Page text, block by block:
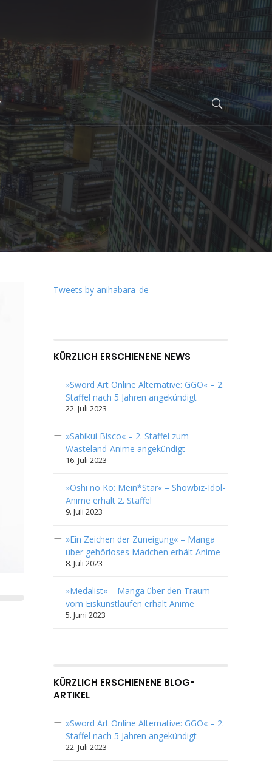
Tweets by anihabara_de
KÜRZLICH ERSCHIENENE NEWS
»Sword Art Online Alternative: GGO« – 2.
Staffel nach 5 Jahren angekündigt
22. Juli 2023
»Sabikui Bisco« – 2. Staffel zum
Wasteland-Anime angekündigt
16. Juli 2023
»Oshi no Ko: Mein*Star« – Showbiz-Idol-
Anime erhält 2. Staffel
9. Juli 2023
»Ein Zeichen der Zuneigung« – Manga
über gehörloses Mädchen erhält Anime
8. Juli 2023
»Medalist« – Manga über den Traum
vom Eiskunstlaufen erhält Anime
5. Juni 2023
KÜRZLICH ERSCHIENENE BLOG-
ARTIKEL
»Sword Art Online Alternative: GGO« – 2.
Staffel nach 5 Jahren angekündigt
22. Juli 2023